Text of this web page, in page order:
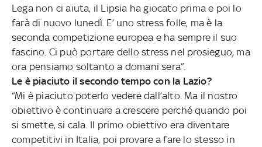
Lega non ci aiuta, il Lipsia ha giocato prima e poi lo
farà di nuovo lunedì. E’ uno stress folle, ma è la
seconda competizione europea e ha sempre il suo
fascino. Ci può portare dello stress nel prosieguo, ma
ora pensiamo soltanto a domani sera”.
Le è piaciuto il secondo tempo con la Lazio?
“Mi è piaciuto poterlo vedere dall’alto. Ma il nostro
obiettivo è continuare a crescere perché quando poi
si smette, si cala. Il primo obiettivo era diventare
competitivi in Italia, poi provare a fare lo stesso in